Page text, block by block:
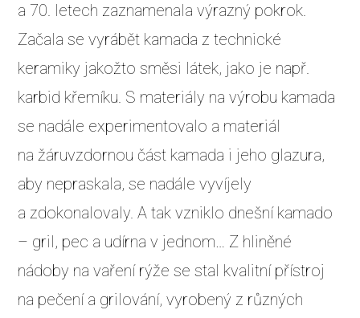
a 70. letech zaznamenala výrazný pokrok.
Začala se vyrábět kamada z technické
keramiky jakožto směsi látek, jako je např.
karbid křemíku. S materiály na výrobu kamada
se nadále experimentovalo a materiál
na žáruvzdornou část kamada i jeho glazura,
aby nepraskala, se nadále vyvíjely
a zdokonalovaly. A tak vzniklo dnešní kamado
– gril, pec a udírna v jednom… Z hliněné
nádoby na vaření rýže se stal kvalitní přístroj
na pečení a grilování, vyrobený z různých